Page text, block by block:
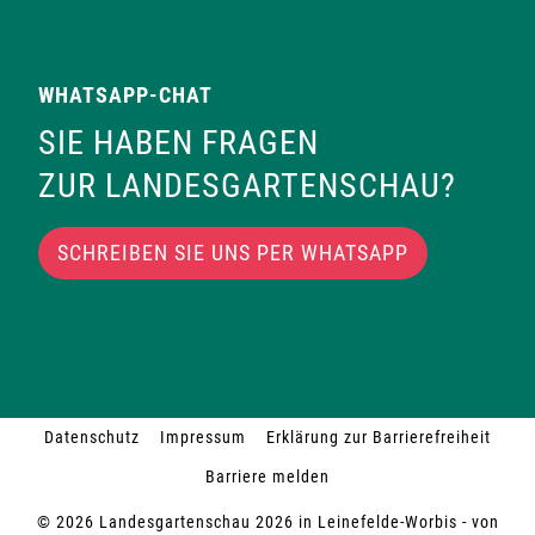
WHATSAPP-CHAT
SIE HABEN FRAGEN
ZUR LANDESGARTENSCHAU?
SCHREIBEN SIE UNS PER WHATSAPP
© 2026 Landesgartenschau 2026 in Leinefelde-Worbis - von
Datenschutz Impressum
Erklärung zur Barrierefreiheit
Barriere melden